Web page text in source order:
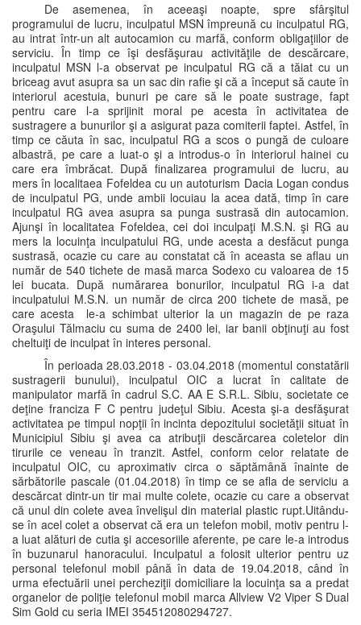
De asemenea, în aceeaşi noapte, spre sfârşitul
programului de lucru, inculpatul MSN împreună cu inculpatul RG,
au intrat într-un alt autocamion cu marfă, conform obligaţiilor de
serviciu. În timp ce îşi desfăşurau activităţile de descărcare,
inculpatul MSN l-a observat pe inculpatul RG că a tăiat cu un
briceag avut asupra sa un sac din rafie şi că a început să caute în
interiorul acestuia, bunuri pe care să le poate sustrage, fapt
pentru care l-a sprijinit moral pe acesta în activitatea de
sustragere a bunurilor şi a asigurat paza comiterii faptei. Astfel, în
timp ce căuta în sac, inculpatul RG a scos o pungă de culoare
albastră, pe care a luat-o şi a introdus-o în interiorul hainei cu
care era îmbrăcat. După finalizarea programului de lucru, au
mers în localitaea Fofeldea cu un autoturism Dacia Logan condus
de inculpatul PG, unde ambii locuiau la acea dată, timp în care
inculpatul RG avea asupra sa punga sustrasă din autocamion.
Ajunşi în localitatea Fofeldea, cei doi inculpaţi M.S.N. şi RG au
mers la locuinţa inculpatului RG, unde acesta a desfăcut punga
sustrasă, ocazie cu care au constatat că în aceasta se aflau un
număr de 540 tichete de masă marca Sodexo cu valoarea de 15
lei bucata. După numărarea bonurilor, inculpatul RG i-a dat
inculpatului M.S.N. un număr de circa 200 tichete de masă, pe
care acesta le-a schimbat ulterior la un magazin de pe raza
Oraşului Tălmaciu cu suma de 2400 lei, iar banii obţinuţi au fost
cheltuiţi de inculpat în interes personal.
În perioada 28.03.2018 - 03.04.2018 (momentul constatării
sustragerii bunului), inculpatul OIC a lucrat în calitate de
manipulator marfă în cadrul S.C. AA E S.R.L. Sibiu, societate ce
deţine franciza F C pentru judeţul Sibiu. Acesta şi-a desfăşurat
activitatea pe timpul nopţii în incinta depozitului societăţii situat în
Municipiul Sibiu şi avea ca atribuţii descărcarea coletelor din
tirurile ce veneau în tranzit. Astfel, conform celor relatate de
inculpatul OIC, cu aproximativ circa o săptămână înainte de
sărbătorile pascale (01.04.2018) în timp ce se afla de serviciu a
descărcat dintr-un tir mai multe colete, ocazie cu care a observat
că unul din colete avea învelişul din material plastic rupt.Uitându-
se în acel colet a observat că era un telefon mobil, motiv pentru l-
a luat alături de cutia şi accesoriile aferente, pe care le-a introdus
în buzunarul hanoracului. Inculpatul a folosit ulterior pentru uz
personal telefonul mobil până în data de 19.04.2018, când în
urma efectuării unei percheziţii domiciliare la locuinţa sa a predat
organelor de poliţie telefonul mobil marca Allview V2 Viper S Dual
Sim Gold cu seria IMEI 354512080294727.